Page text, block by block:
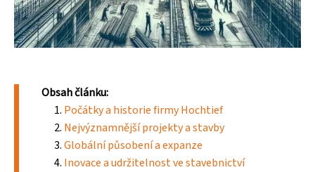
Obsah článku:
Počátky a historie firmy Hochtief
Nejvýznamnější projekty a stavby
Globální působení a expanze
Inovace a udržitelnost ve stavebnictví